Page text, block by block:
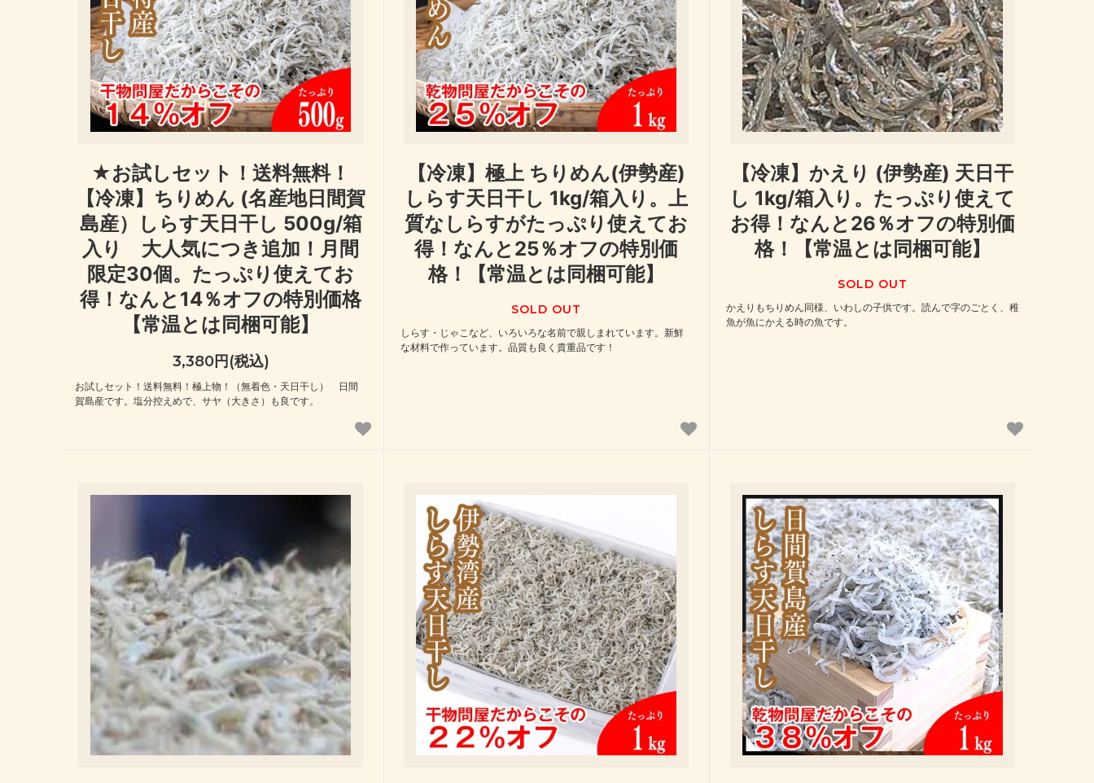
★お試しセット！送料無料！
【冷凍】ちりめん (名産地日間賀
島産）しらす天日干し 500g/箱
入り 大人気につき追加！月間
限定30個。たっぷり使えてお
得！なんと14％オフの特別価格
【常温とは同梱可能】
3,380円(税込)
お試しセット！送料無料！極上物！（無着色・天日干し） 日間
賀島産です。塩分控えめで、サヤ（大きさ）も良です。
【冷凍】極上 ちりめん(伊勢産)
しらす天日干し 1kg/箱入り。上
質なしらすがたっぷり使えてお
得！なんと25％オフの特別価
格！【常温とは同梱可能】
SOLD OUT
しらす・じゃこなど、いろいろな名前で親しまれています。新鮮
な材料で作っています。品質も良く貴重品です！
【冷凍】かえり (伊勢産) 天日干
し 1kg/箱入り。たっぷり使えて
お得！なんと26％オフの特別価
格！【常温とは同梱可能】
SOLD OUT
かえりもちりめん同様、いわしの子供です。読んで字のごとく、稚
魚が魚にかえる時の魚です。